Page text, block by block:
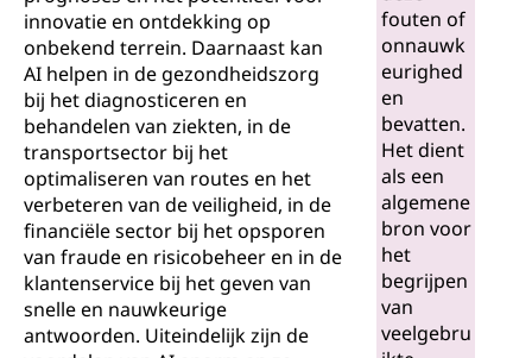
innovatie en ontdekking op
onbekend terrein. Daarnaast kan
AI helpen in de gezondheidszorg
bij het diagnosticeren en
behandelen van ziekten, in de
transportsector bij het
optimaliseren van routes en het
verbeteren van de veiligheid, in de
financiële sector bij het opsporen
van fraude en risicobeheer en in de
klantenservice bij het geven van
snelle en nauwkeurige
antwoorden. Uiteindelijk zijn de
fouten of
onnauwk
eurighed
en
bevatten.
Het dient
als een
algemene
bron voor
het
begrijpen
van
veelgebru